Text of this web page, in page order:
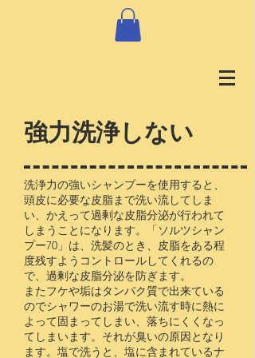
​強力洗浄しない
洗浄力の強いシャンプーを使用すると、
頭皮に必要な皮脂まで洗い流してしま
い、かえって過剰な皮脂分泌が行われて
しまうことになります。「ソルツシャン
プー70」は、洗髪のとき、皮脂をある程
度残すようコントロールしてくれるの
で、過剰な皮脂分泌を防ぎます。
またフケや垢はタンパク質で出来ている
のでシャワーのお湯で洗い流す時に熱に
よって固まってしまい、落ちにくくなっ
てしまいます。それが臭いの原因となり
ます。塩で洗うと、塩に含まれているナ